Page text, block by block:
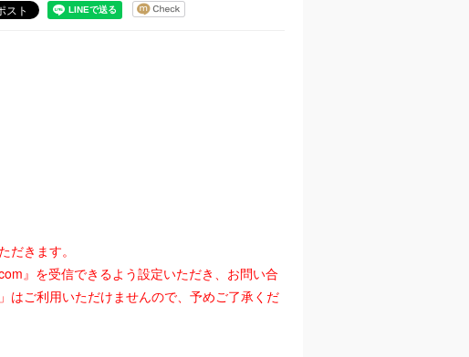
だきます。
』を受信できるよう設定いただき、お問い合
はご利用いただけませんので、予めご了承くだ